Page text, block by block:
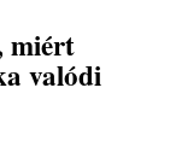
miért
valódi